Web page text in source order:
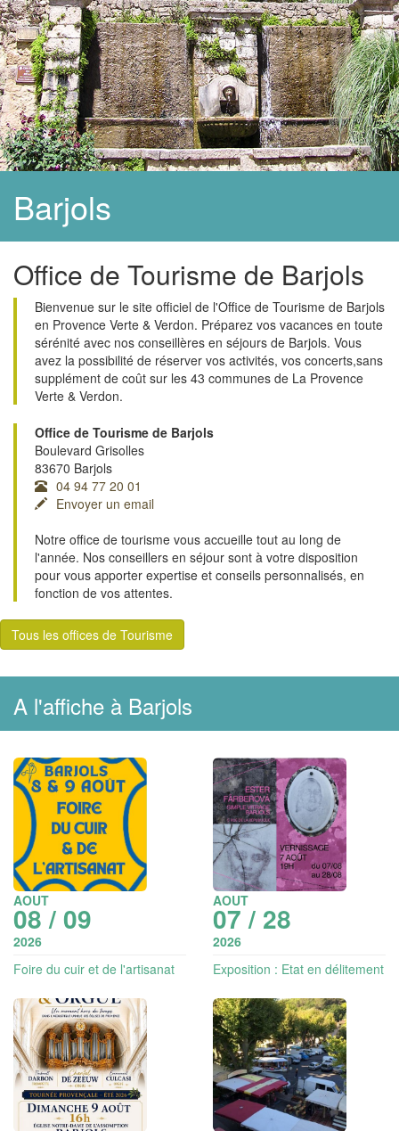
Barjols
Office de Tourisme de Barjols
Bienvenue sur le site officiel de l'Office de Tourisme de Barjols
en Provence Verte & Verdon. Préparez vos vacances en toute
sérénité avec nos conseillères en séjours de Barjols. Vous
avez la possibilité de réserver vos activités, vos concerts,sans
supplément de coût sur les 43 communes de La Provence
Verte & Verdon.
Office de Tourisme de Barjols
Boulevard Grisolles
83670 Barjols
04 94 77 20 01
Envoyer un email
Notre office de tourisme vous accueille tout au long de
l'année. Nos conseillers en séjour sont à votre disposition
pour vous apporter expertise et conseils personnalisés, en
fonction de vos attentes.
Tous les offices de Tourisme
A l'affiche à Barjols
AOUT
08 / 09
2026
Foire du cuir et de l'artisanat
AOUT
07 / 28
2026
Exposition : Etat en délitement